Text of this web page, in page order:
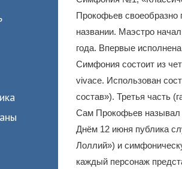
Прокофьев своеобразно
названии. Маэстро
года. Впервые
Симфония состоит из
vivace. Использован
состав»). Третья часть
Сам Прокофьев называл
Днём 12 июня публика
Лоллий») и
каждый персонаж